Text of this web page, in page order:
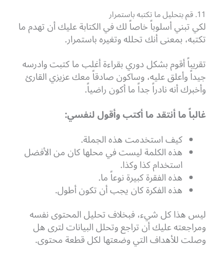
11. قم بتحليل ما تكتبه باستمرار
لكي تبني أسلوباً خاصاً لك في الكتابة عليك أن تهدم ما
تكتبه، بمعنى أنك تحلله وتغيره باستمرار.
تقريباً أقوم بشكل دوري بقراءة أغلب ما كتبت وادرسه
جيداً وأعلق عليه، وساكون صادقاً معك عزيزي القارئ
وأخبرك أنه نادراً جداً ما أكون راضياً.
غالباً ما أنتقد ما أكتب وأقول لنفسي:
كيف استخدمت هذه الجملة.
هذه الكلمة ليست في محلها كان من الأفضل
استخدام كذا وكذا.
هذه الفقرة كبيرة نوعاً ما.
هذه الفكرة كان يجب أن تكون أطول.
ليس هذا كل شيء، فبخلاف تحليل المحتوى نفسه
ومراجعته عليك أن تراجع وتحلل البيانات لترى هل
وصلت للأهداف التي وضعتها لكل قطعة محتوى.